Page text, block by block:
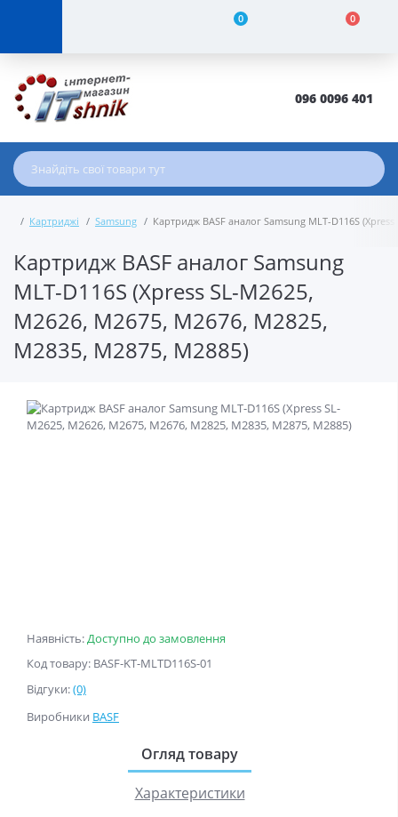
0 0
096 0096 401
Картриджі Samsung Картридж BASF аналог Samsung MLT-D116S
Картридж BASF аналог Samsung
MLT-D116S (Xpress SL-M2625,
M2626, M2675, M2676, M2825,
M2835, M2875, M2885)
Наявність:Доступно до замовлення
Код товару: BASF-KT-MLTD116S-01
Відгуки:(0)
Виробники BASF
Огляд товару
Характеристики